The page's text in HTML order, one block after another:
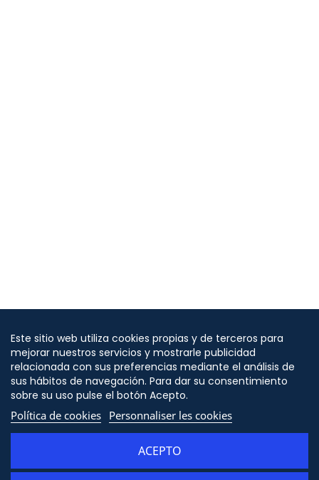
Este sitio web utiliza cookies propias y de terceros para
mejorar nuestros servicios y mostrarle publicidad
relacionada con sus preferencias mediante el análisis de
sus hábitos de navegación. Para dar su consentimiento
sobre su uso pulse el botón Acepto.
Política de cookies Personnaliser les cookies
ACEPTO